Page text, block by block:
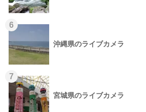
6
沖縄県のライブカメラ
7
宮城県のライブカメラ